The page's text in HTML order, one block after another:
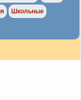
Школьные